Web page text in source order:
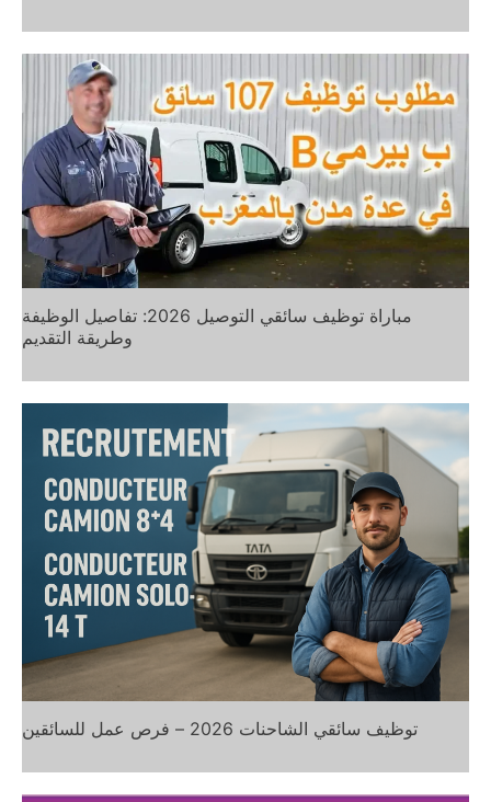
مباراة توظيف سائقي التوصيل 2026: تفاصيل الوظيفة
وطريقة التقديم
توظيف سائقي الشاحنات 2026 – فرص عمل للسائقين